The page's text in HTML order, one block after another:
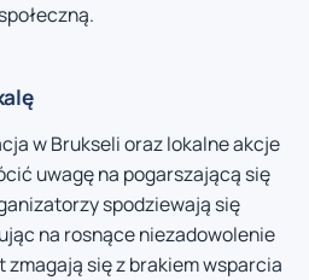
w Brukseli oraz lokalne akcje
uwagę na pogarszającą się
spodziewają się
na rosnące niezadowolenie
się z brakiem wsparcia